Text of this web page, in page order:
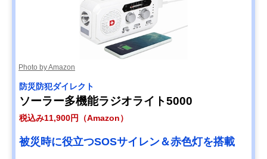
Photo by Amazon
防災防犯ダイレクト
ソーラー多機能ラジオライト5000
税込み11,900円（Amazon）
被災時に役立つSOSサイレン＆赤色灯を搭載